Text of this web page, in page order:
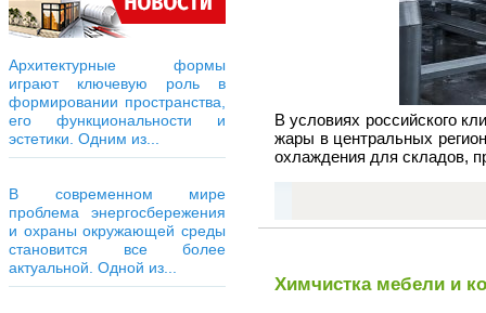
Архитектурные формы
играют ключевую роль в
формировании пространства,
его функциональности и
эстетики. Одним из...
В современном мире
проблема энергосбережения
и охраны окружающей среды
становится все более
актуальной. Одной из...
В условиях российского
жары в центральных
охлаждения для складов,
Химчистка мебели и